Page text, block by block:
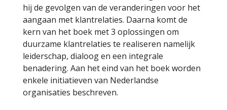
hij de gevolgen van de veranderingen voor het
aangaan met klantrelaties. Daarna komt de
kern van het boek met 3 oplossingen om
duurzame klantrelaties te realiseren namelijk
leiderschap, dialoog en een integrale
benadering. Aan het eind van het boek worden
enkele initiatieven van Nederlandse
organisaties beschreven.